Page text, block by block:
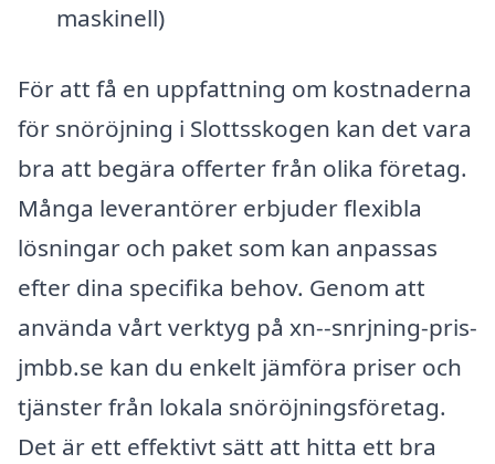
maskinell)
För att få en uppfattning om kostnaderna
för snöröjning i Slottsskogen kan det vara
bra att begära offerter från olika företag.
Många leverantörer erbjuder flexibla
lösningar och paket som kan anpassas
efter dina specifika behov. Genom att
använda vårt verktyg på xn--snrjning-pris-
jmbb.se kan du enkelt jämföra priser och
tjänster från lokala snöröjningsföretag.
Det är ett effektivt sätt att hitta ett bra